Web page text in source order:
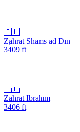
🇮🇱
Z̧ahrat Shams ad Dīn
3409 ft
🇮🇱
Zahrat Ibrāhīm
3406 ft